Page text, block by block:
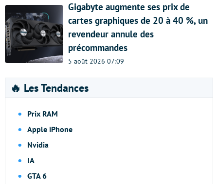
Gigabyte augmente ses prix de
cartes graphiques de 20 à 40 %, un
revendeur annule des
précommandes
5 août 2026 07:09
🔥 Les Tendances
Prix RAM
Apple iPhone
Nvidia
IA
GTA 6